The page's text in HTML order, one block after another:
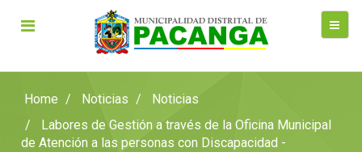
Home Noticias
Noticias
Labores de Gestión a través de la Oficina Municipal
de Atención a las personas con Discapacidad -